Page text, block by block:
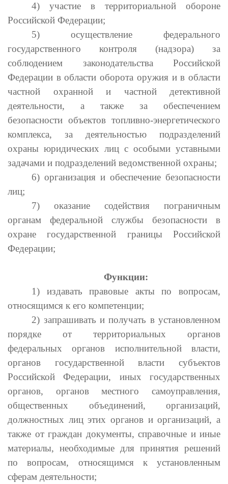
4) участие в территориальной обороне
Российской Федерации;
5) осуществление федерального
государственного контроля (надзора) за
соблюдением законодательства Российской
Федерации в области оборота оружия и в области
частной охранной и частной детективной
деятельности, а также за обеспечением
безопасности объектов топливно-энергетического
комплекса, за деятельностью подразделений
охраны юридических лиц с особыми уставными
задачами и подразделений ведомственной охраны;
6) организация и обеспечение безопасности
лиц;
7) оказание содействия пограничным
органам федеральной службы безопасности в
охране государственной границы Российской
Федерации;
Функции:
1) издавать правовые акты по вопросам,
относящимся к его компетенции;
2) запрашивать и получать в установленном
порядке от территориальных органов
федеральных органов исполнительной власти,
органов государственной власти субъектов
Российской Федерации, иных государственных
органов, органов местного самоуправления,
общественных объединений, организаций,
должностных лиц этих органов и организаций, а
также от граждан документы, справочные и иные
материалы, необходимые для принятия решений
по вопросам, относящимся к установленным
сферам деятельности;